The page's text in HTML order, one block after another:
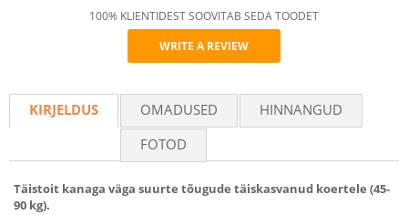
Recommend
100% KLIENTIDEST SOOVITAB SEDA TOODET
WRITE A REVIEW
KIRJELDUS OMADUSED
HINNANGUD
FOTOD
Täistoit kanaga väga suurte tõugude täiskasvanud koertele (45-
90 kg).